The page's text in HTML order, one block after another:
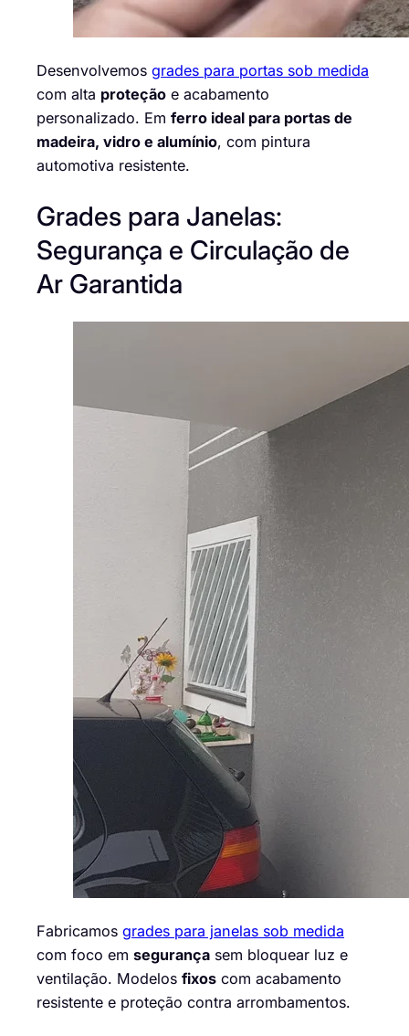
Desenvolvemos grades para portas sob medida
com alta proteção e acabamento
personalizado. Em ferro ideal para portas de
madeira, vidro e alumínio, com pintura
automotiva resistente.
Grades para Janelas:
Segurança e Circulação de
Ar Garantida
Fabricamos grades para janelas sob medida
com foco em segurança sem bloquear luz e
ventilação. Modelos fixos com acabamento
resistente e proteção contra arrombamentos.